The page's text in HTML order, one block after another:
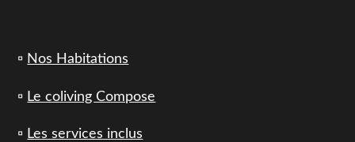
▫️ Nos Habitations
▫️ Le coliving Compose
▫️ Les services inclus